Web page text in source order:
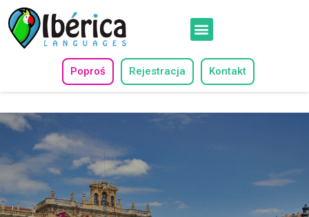
Poproś Rejestracja Kontakt